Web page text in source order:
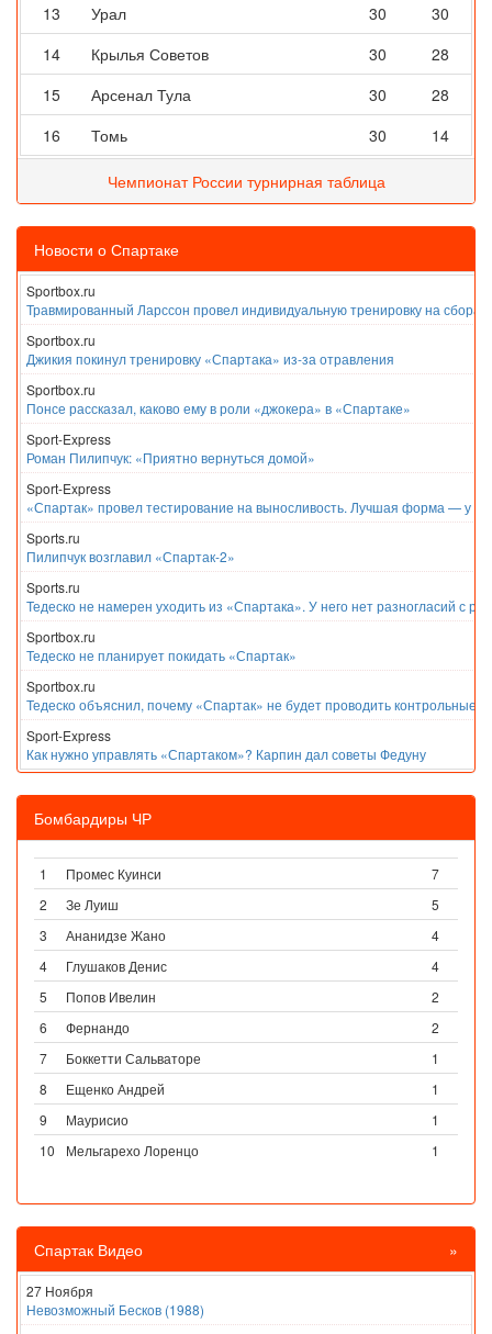
13
Урал 30
30
14
Крылья Советов 30
28
15
Арсенал Тула 30
28
16
Томь 30 14
Чемпионат России турнирная таблица
Новости о Спартаке
Sportbox.ru
Травмированный Ларссон провел индивидуальную тренировку на
Sportbox.ru
Джикия покинул тренировку «Спартака» из-за отравления
Sportbox.ru
Понсе рассказал, каково ему в роли «джокера» в «Спартаке»
Sport-Express
Роман Пилипчук: «Приятно вернуться домой»
Sport-Express
«Спартак» провел тестирование на выносливость. Лучшая форма — у
Sports.ru
Пилипчук возглавил «Спартак-2»
Sports.ru
Тедеско не намерен уходить из «Спартака». У него нет разногласий с
Sportbox.ru
Тедеско не планирует покидать «Спартак»
Sportbox.ru
Тедеско объяснил, почему «Спартак» не будет проводить контрольные
Sport-Express
Как нужно управлять «Спартаком»? Карпин дал советы Федуну
Бомбардиры ЧР
1 Промес Куинси
7
2
Зе Луиш
5
3
Ананидзе Жано
4
4
Глушаков Денис
4
5
Попов Ивелин
2
6
Фернандо
2
7
Боккетти Сальваторе
1
8
Ещенко Андрей
1
9
Маурисио
1
10
Мельгарехо Лоренцо 1
Спартак Видео »
27 Ноября
Невозможный Бесков (1988)